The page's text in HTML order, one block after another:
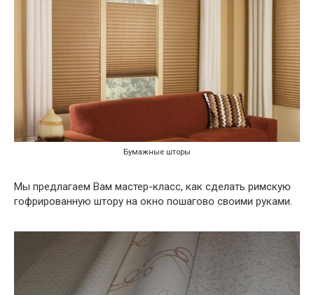
Бумажные шторы
Мы предлагаем Вам мастер-класс, как сделать римскую
гофрированную штору на окно пошагово своими руками.